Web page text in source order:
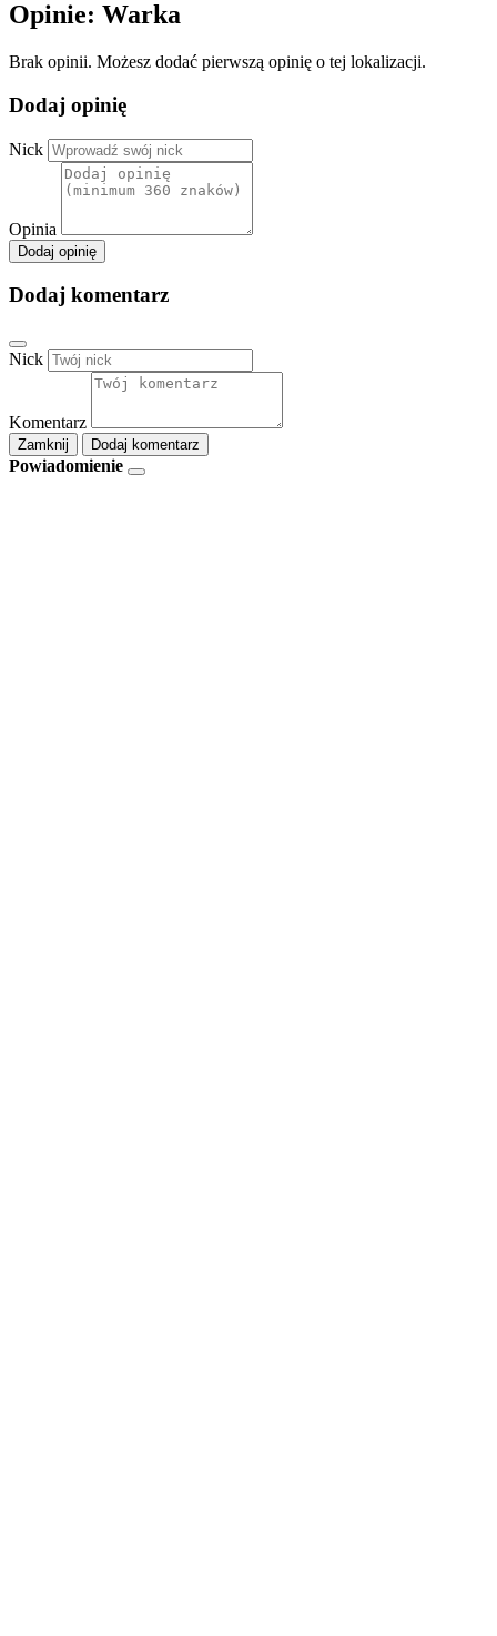
Opinie: Warka
Brak opinii. Możesz dodać pierwszą opinię o tej lokalizacji.
Dodaj opinię
Nick
Opinia
Dodaj opinię
Dodaj komentarz
Nick
Komentarz
Zamknij Dodaj komentarz
Powiadomienie